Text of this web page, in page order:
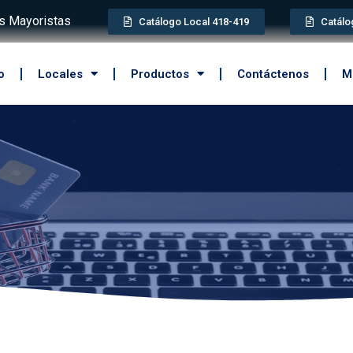
Mayoristas Catálogo Local 418-419
Locales Productos Contáctenos